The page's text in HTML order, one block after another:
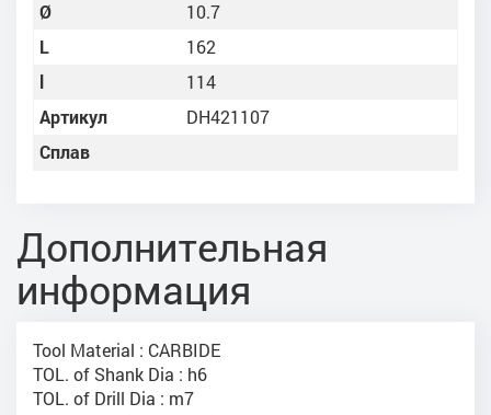
Ø
10.7
L
162
114
Артикул
DH421107
Сплав
Дополнительная
информация
Tool Material : CARBIDE
TOL. of Shank Dia : h6
TOL. of Drill Dia : m7